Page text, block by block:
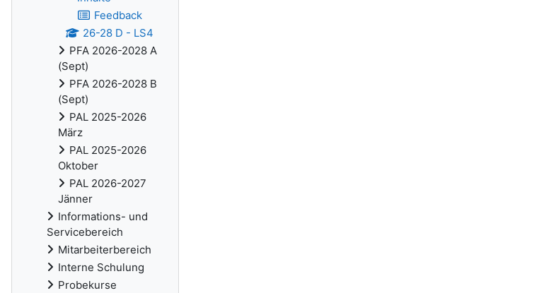
Feedback
26-28 D - LS4
PFA 2026-2028 A
(Sept)
PFA 2026-2028 B
(Sept)
PAL 2025-2026
März
PAL 2025-2026
Oktober
PAL 2026-2027
Jänner
Informations- und
Servicebereich
Mitarbeiterbereich
Interne Schulung
Probekurse